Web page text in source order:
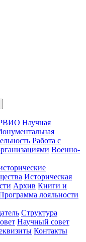
РВИО Научная
Работа с
Военно-
Историческая
Архив Книги и
лояльности
Структура
Научный совет
Контакты